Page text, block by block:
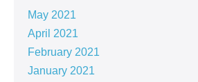
May 2021
April 2021
February 2021
January 2021